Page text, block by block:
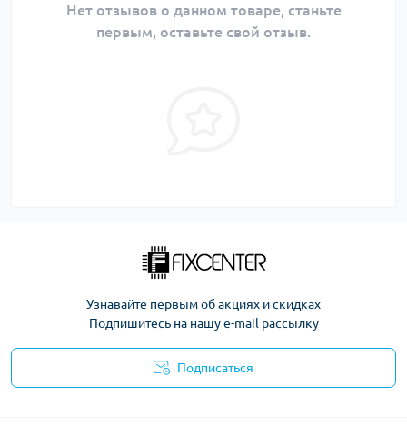
Нет отзывов о данном товаре, станьте
первым, оставьте свой отзыв.
Узнавайте первым об акциях и скидках
Подпишитесь на нашу e-mail рассылку
Подписаться